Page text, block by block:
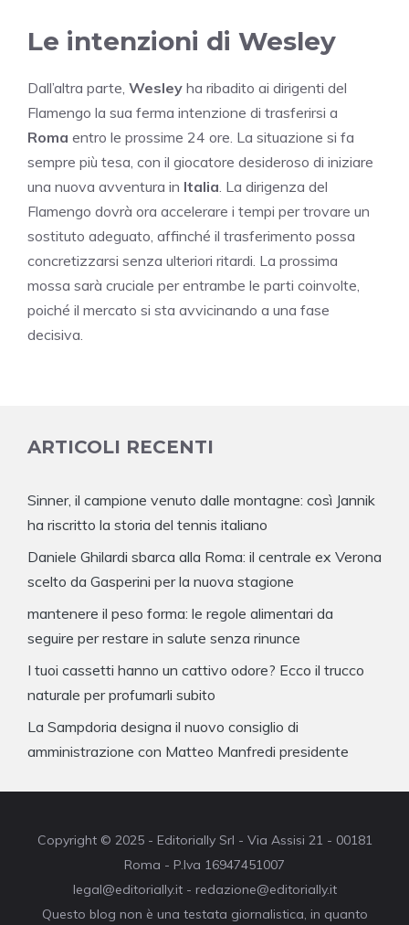
Le intenzioni di Wesley
Dall’altra parte, Wesley ha ribadito ai dirigenti del
Flamengo la sua ferma intenzione di trasferirsi a
Roma entro le prossime 24 ore. La situazione si fa
sempre più tesa, con il giocatore desideroso di iniziare
una nuova avventura in Italia . La dirigenza del
Flamengo dovrà ora accelerare i tempi per trovare un
sostituto adeguato, affinché il trasferimento possa
concretizzarsi senza ulteriori ritardi. La prossima
mossa sarà cruciale per entrambe le parti coinvolte,
poiché il mercato si sta avvicinando a una fase
decisiva.
ARTICOLI RECENTI
Sinner, il campione venuto dalle montagne: così Jannik
ha riscritto la storia del tennis italiano
Daniele Ghilardi sbarca alla Roma: il centrale ex Verona
scelto da Gasperini per la nuova stagione
mantenere il peso forma: le regole alimentari da
seguire per restare in salute senza rinunce
I tuoi cassetti hanno un cattivo odore? Ecco il trucco
naturale per profumarli subito
La Sampdoria designa il nuovo consiglio di
amministrazione con Matteo Manfredi presidente
Copyright © 2025 - Editorially Srl - Via Assisi 21 - 00181
Roma - P.Iva 16947451007
legal@editorially.it - redazione@editorially.it
Questo blog non è una testata giornalistica, in quanto